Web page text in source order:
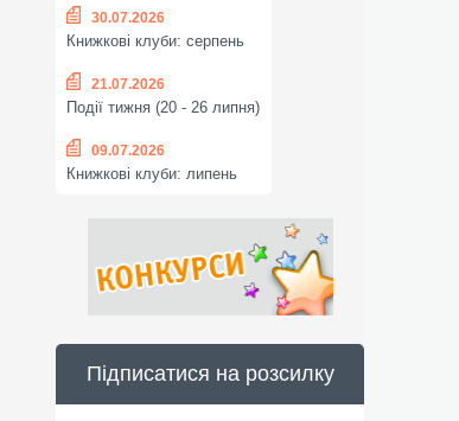
30.07.2026
Книжкові клуби: серпень
21.07.2026
Події тижня (20 - 26 липня)
09.07.2026
Книжкові клуби: липень
Підписатися на розсилку